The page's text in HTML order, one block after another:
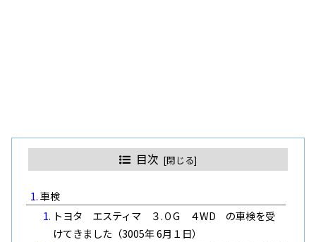
目次
車検
トヨタ エスティマ ３.０G ４WD の車検を受
けてきました（3005年 6月１日）